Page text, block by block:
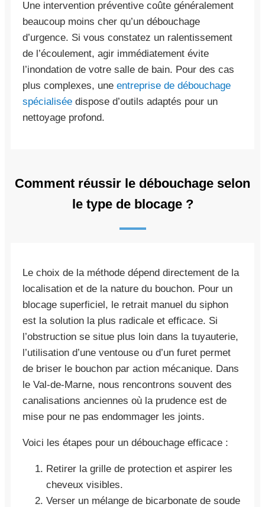
Une intervention préventive coûte généralement
beaucoup moins cher qu’un débouchage
d’urgence. Si vous constatez un ralentissement
de l’écoulement, agir immédiatement évite
l’inondation de votre salle de bain. Pour des cas
plus complexes, une entreprise de débouchage
spécialisée dispose d’outils adaptés pour un
nettoyage profond.
Comment réussir le débouchage selon
le type de blocage ?
Le choix de la méthode dépend directement de la
localisation et de la nature du bouchon. Pour un
blocage superficiel, le retrait manuel du siphon
est la solution la plus radicale et efficace. Si
l’obstruction se situe plus loin dans la tuyauterie,
l’utilisation d’une ventouse ou d’un furet permet
de briser le bouchon par action mécanique. Dans
le Val-de-Marne, nous rencontrons souvent des
canalisations anciennes où la prudence est de
mise pour ne pas endommager les joints.
Voici les étapes pour un débouchage efficace :
Retirer la grille de protection et aspirer les
cheveux visibles.
Verser un mélange de bicarbonate de soude